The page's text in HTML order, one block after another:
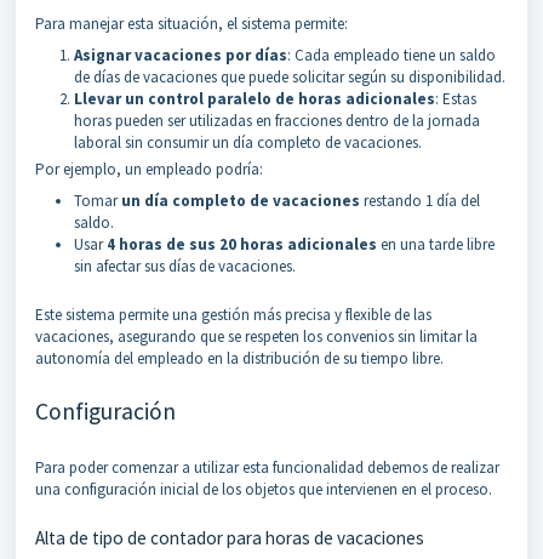
Para manejar esta situación, el sistema permite:
Asignar vacaciones por días: Cada empleado tiene un saldo
de días de vacaciones que puede solicitar según su disponibilidad.
Llevar un control paralelo de horas adicionales: Estas
horas pueden ser utilizadas en fracciones dentro de la jornada
laboral sin consumir un día completo de vacaciones.
Por ejemplo, un empleado podría:
Tomarun día completo de vacaciones restando 1 día del
saldo.
Usar4 horas de sus 20 horas adicionales en una tarde libre
sin afectar sus días de vacaciones.
Este sistema permite una gestión más precisa y flexible de las
vacaciones, asegurando que se respeten los convenios sin limitar la
autonomía del empleado en la distribución de su tiempo libre.
Configuración
Para poder comenzar a utilizar esta funcionalidad debemos de realizar
una configuración inicial de los objetos que intervienen en el proceso.
Alta de tipo de contador para horas de vacaciones